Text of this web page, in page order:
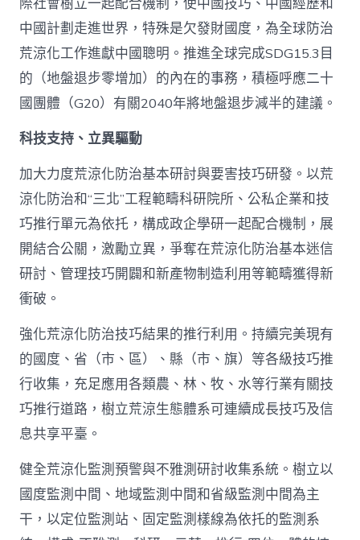
中國計劃走進世界，特殊是欠發財國度，為全球防治
荒涼化工作進獻中國聰明。推進全球完成SDG15.3目
的（地盤退步零增加）的內在的事務，積極呼應二十
國團體（G20）有關2040年將地盤退步減半的建議。
科技支持、立異驅動
加大力度荒涼化防治基本研討與要害技巧研發。以荒
涼化防治和“三北”工程範疇科研院所、公私企業和技
巧推行單元為依托，構成政企學研一起配合機制，展
開結合公關，激勵立異，爭奪在荒涼化防治基本迷信
研討、管理技巧開闢和新產物制造利用等範疇獲得新
衝破。
強化荒涼化防治技巧結果的推行利用。持續完美現有
的國度、省（市、區）、縣（市、旗）等各級技巧推
行收集，充足應用各類農、林、牧、水等行業有關技
巧推行道路，樹立荒涼生態體系可連續成長技巧及信
息共享平臺。
健全荒涼化監測預警與不雅測研討收集系統。樹立以
國度監測中間、地域監測中間和省級監測中間為主
干，以定位監測站、固定監測樣線為依托的監測系